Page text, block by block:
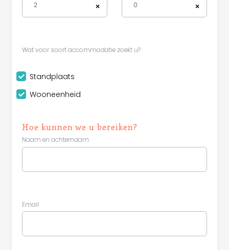
×
2 ×
0
Wat voor soort accommodatie zoekt u?
Standplaats
Wooneenheid
Hoe kunnen we u bereiken?
Naam en achternaam
Email